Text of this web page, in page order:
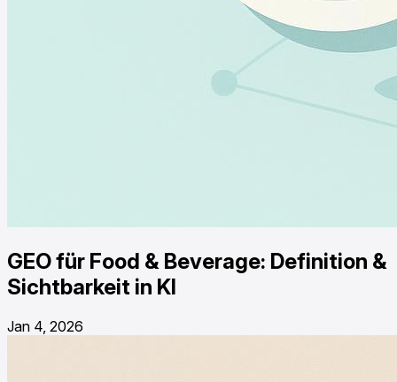
GEO für Food & Beverage: Definition &
Sichtbarkeit in KI
Jan 4, 2026